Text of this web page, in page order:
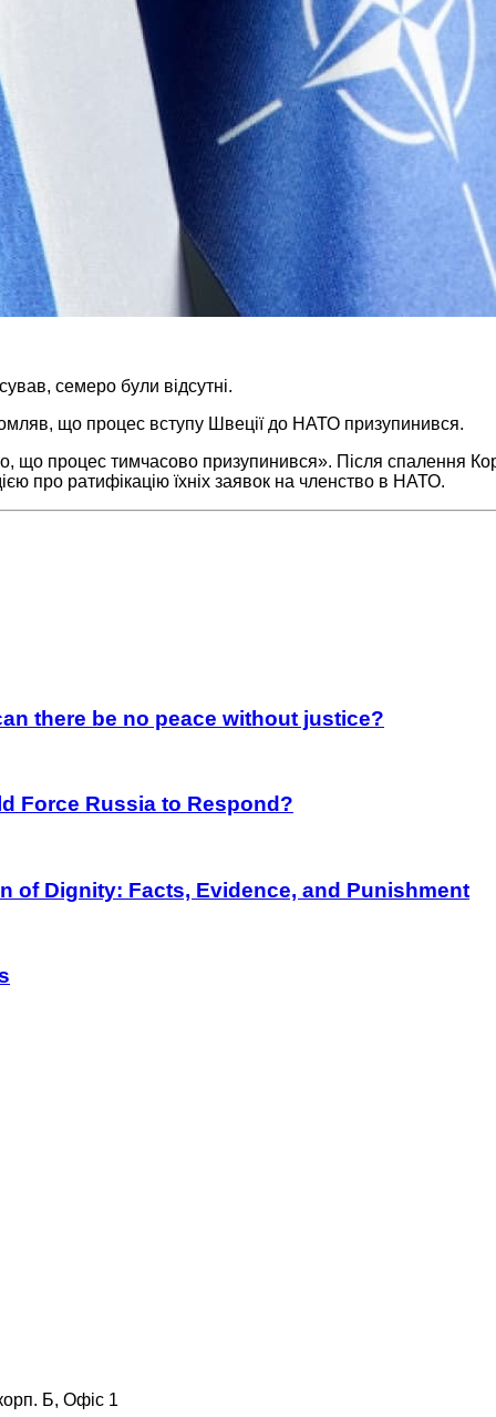
семеро були відсутні.
що процес вступу Швеції до НАТО призупинився.
що процес тимчасово призупинився». Після спалення
про ратифікацію їхніх заявок на членство в НАТО.
there be no peace without justice?
Force Russia to Respond?
of Dignity: Facts, Evidence, and Punishment
Б, Офіс 1